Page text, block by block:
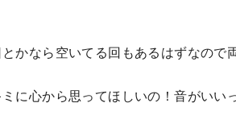
かなら空いてる回もあるはずなので
に心から思ってほしいの！音がいい